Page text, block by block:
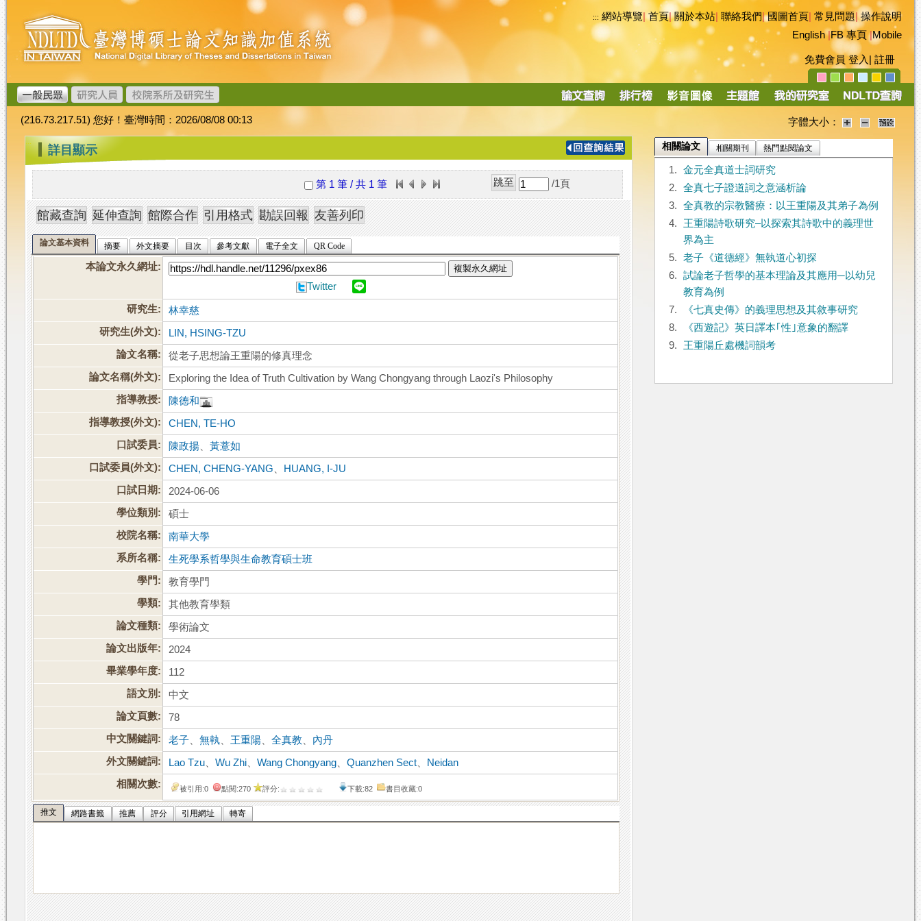
跳
到
主
要
內
容
臺
灣
博
碩
士
論
文
加
值
系
統
::: 網站導覽|首頁|關於本站 聯絡我們|國圖首頁 常見問題|操作說明
English|FB 專頁|Mobile
免費會員 登入 註冊
導
(216.73.217.51) 您好！臺灣時間：2026/08/08 00:13 字體大小：
::: 詳目顯示
第 1 筆 / 共 1 筆 /1 頁
論文基本資料 摘要 外文摘要 目次 參考文獻 電子全文 QR Code
本論文永久網址: 複製永久網址
Twitter
研究生:
林幸慈
研究生(外文):
LIN, HSING-TZU
論文名稱:
從老子思想論王重陽的修真理念
論文名稱(外文):
Exploring the Idea of Truth Cultivation by Wang Chongyang through Laozi's Philosophy
指導教授:
陳德和
指導教授(外文):
CHEN, TE-HO
口試委員:
陳政揚 、黃薏如
口試委員(外文):
CHEN, CHENG-YANG
HUANG, I-JU
口試日期:
2024-06-06
學位類別:
碩士
校院名稱:
南華大學
系所名稱:
生死學系哲學與生命教育碩士班
學門:
教育學門
學類:
其他教育學類
論文種類:
學術論文
論文出版年:
2024
畢業學年度:
112
語文別:
中文
論文頁數:
78
中文關鍵詞:
老子 、無執 王重陽 、全真教
內丹
外文關鍵詞:
Lao Tzu 、Wu Zhi 、Wang Chongyang 、Quanzhen Sect
Neidan
相關次數:
被引用:0 點閱:270 評分: 下載:82 書目收藏:0
推文 網路書籤 推薦 評分 引用網址 轉寄
相關論文 相關期刊 熱門點閱論文
1.
金元全真道士詞研究
2.
全真七子證道詞之意涵析論
3.
全真教的宗教醫療：以王重陽及其弟子為例
4.
王重陽詩歌研究–以探索其詩歌中的義理世
界為主
5.
老子《道德經》無執道心初探
6.
試論老子哲學的基本理論及其應用─以幼兒
教育為例
7.
《七真史傳》的義理思想及其敘事研究
8.
《西遊記》英日譯本｢性｣意象的翻譯
9.
王重陽丘處機詞韻考